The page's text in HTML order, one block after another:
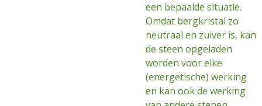
een bepaalde situatie.
Omdat bergkristal zo
neutraal en zuiver is, kan
de steen opgeladen
worden voor elke
(energetische) werking
en kan ook de werking